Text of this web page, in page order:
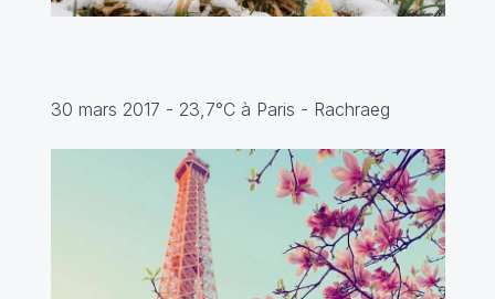
30 mars 2017 - 23,7°C à Paris - Rachraeg